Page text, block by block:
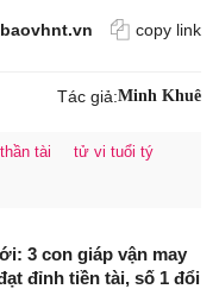
copy link
Tác giả:Minh Khuê
tài
tử vi tuổi tý
3 con giáp vận may
đỉnh tiền tài, số 1 đổi